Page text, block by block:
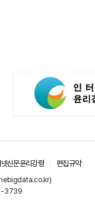
신문윤리강령 편집규약
3739